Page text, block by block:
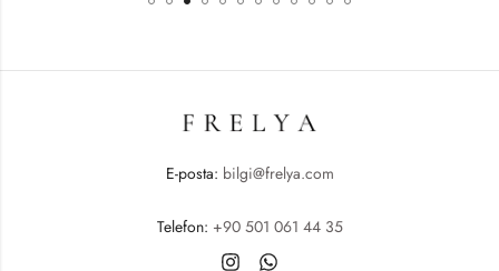
E-posta: bilgi@frelya.com
Telefon: +90 501 061 44 35